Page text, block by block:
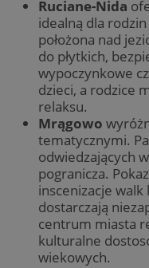
Ruciane-Nida
idealną dla
położona nad
do płytkich,
wypoczynkowe
dzieci, a rodzice
relaksu.
Mrągowo
tematycznymi.
odwiedzających
pogranicza.
inscenizacje
dostarczają
centrum miasta
kulturalne
wiekowych.